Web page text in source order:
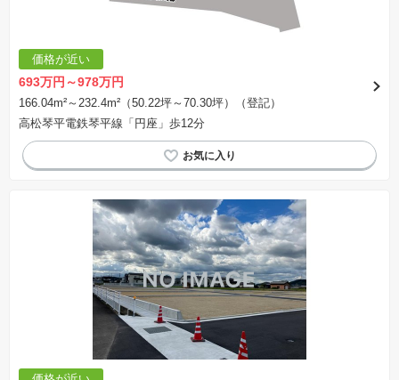
価格が近い
693万円～978万円
166.04m²～232.4m²（50.22坪～70.30坪）（登記）
高松琴平電鉄琴平線「円座」歩12分